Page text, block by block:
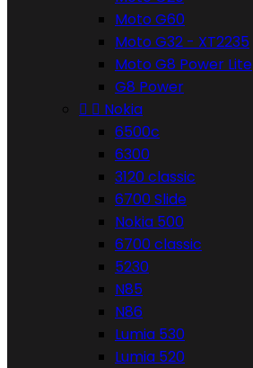
Moto G60
Moto G32 - XT2235
Moto G8 Power Lite
G8 Power
  Nokia
6500c
6300
3120 classic
6700 Slide
Nokia 500
6700 classic
5230
N85
N86
Lumia 530
Lumia 520